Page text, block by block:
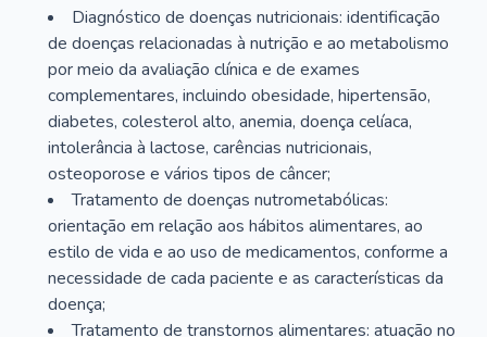
Diagnóstico de doenças nutricionais: identificação
de doenças relacionadas à nutrição e ao metabolismo
por meio da avaliação clínica e de exames
complementares, incluindo obesidade, hipertensão,
diabetes, colesterol alto, anemia, doença celíaca,
intolerância à lactose, carências nutricionais,
osteoporose e vários tipos de câncer;
Tratamento de doenças nutrometabólicas:
orientação em relação aos hábitos alimentares, ao
estilo de vida e ao uso de medicamentos, conforme a
necessidade de cada paciente e as características da
doença;
Tratamento de transtornos alimentares: atuação no